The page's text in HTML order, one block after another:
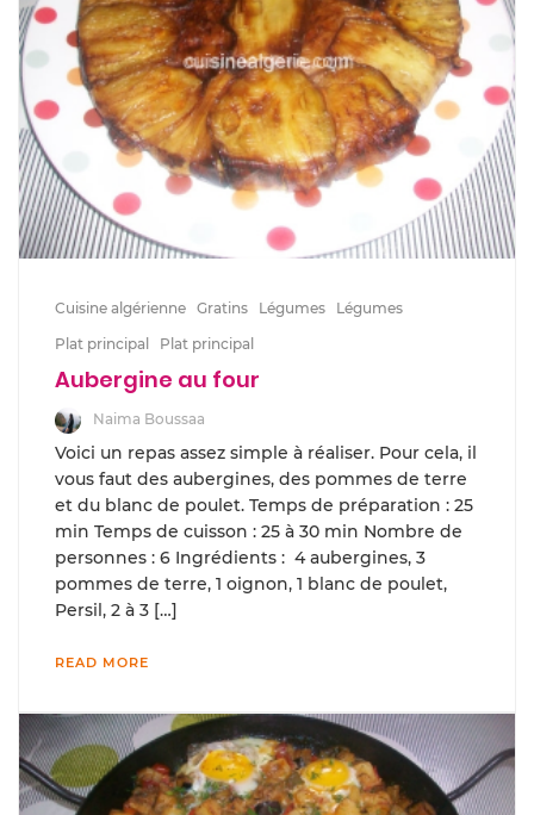
Cuisine algérienne Gratins Légumes
Légumes
Plat principal
Plat principal
Aubergine au four
Naima Boussaa
Voici un repas assez simple à réaliser. Pour cela, il
vous faut des aubergines, des pommes de terre
et du blanc de poulet. Temps de préparation : 25
min Temps de cuisson : 25 à 30 min Nombre de
personnes : 6 Ingrédients : 4 aubergines, 3
pommes de terre, 1 oignon, 1 blanc de poulet,
Persil, 2 à 3 […]
READ MORE